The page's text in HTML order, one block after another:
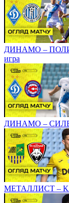
ДИНАМО –
игра
ДИНАМО –
МЕТАЛЛИСТ –